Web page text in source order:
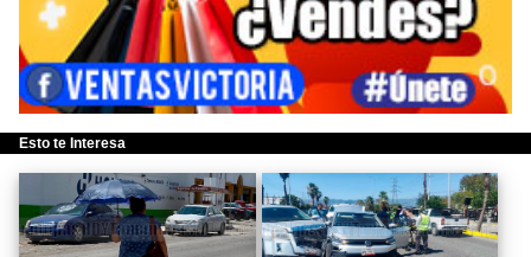
Esto te Interesa